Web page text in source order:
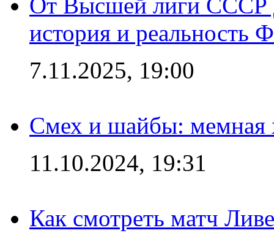
история и реальность
7.11.2025, 19:00
Смех и шайбы: мемная
11.10.2024, 19:31
Как смотреть матч